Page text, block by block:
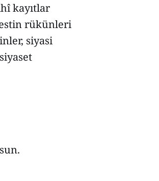
kayıtlar
rükünleri
siyasi